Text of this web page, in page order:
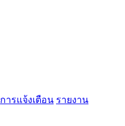
การแจ้งเตือน รายงาน